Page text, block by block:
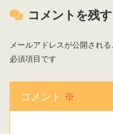
コメントを残す
メールアドレスが公開される
必須項目です
コメント ※